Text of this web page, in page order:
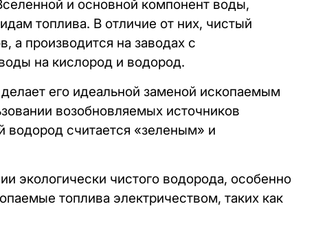
и основной компонент воды,
топлива. В отличие от них, чистый
а производится на заводах с
на кислород и водород.
его идеальной заменой ископаемым
возобновляемых источников
водород считается «зеленым» и
экологически чистого водорода, особенно
топлива электричеством, таких как